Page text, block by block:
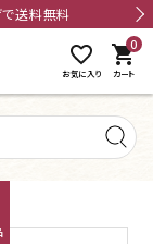
送料無料
お気に入り
0
shopping_cart
カート